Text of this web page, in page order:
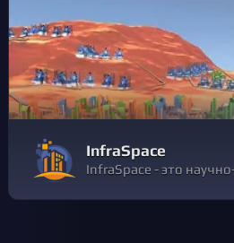
InfraSpace